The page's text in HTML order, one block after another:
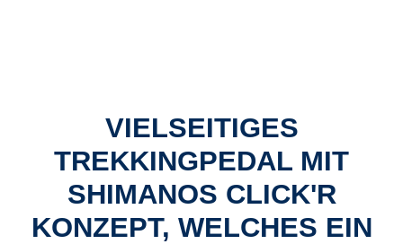
VIELSEITIGES
TREKKINGPEDAL MIT
SHIMANOS CLICK'R
KONZEPT, WELCHES EIN